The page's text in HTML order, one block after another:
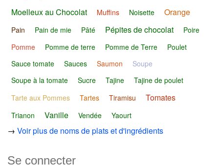
Moelleux au Chocolat Muffins Noisette Orange
Pain Pain de mie Pâté Pépites de chocolat
Poire
Pomme
Pomme de terre Pomme de Terre
Poulet
Sauce tomate
Sauces Saumon
Soupe
Soupe à la tomate
Sucre Tajine
Tajine de poulet
Tarte aux Pommes
Tartes Tiramisu Tomates
Trianon Vanille Vendée Yaourt
→ Voir plus de noms de plats et d'ingrédients
Se connecter